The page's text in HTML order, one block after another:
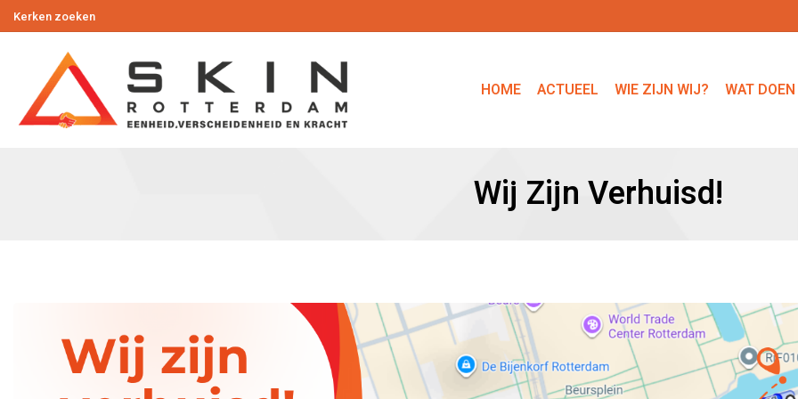
Kerken zoeken
HOME ACTUEEL WIE ZIJN WIJ? WAT
Wij Zijn Verhuisd!